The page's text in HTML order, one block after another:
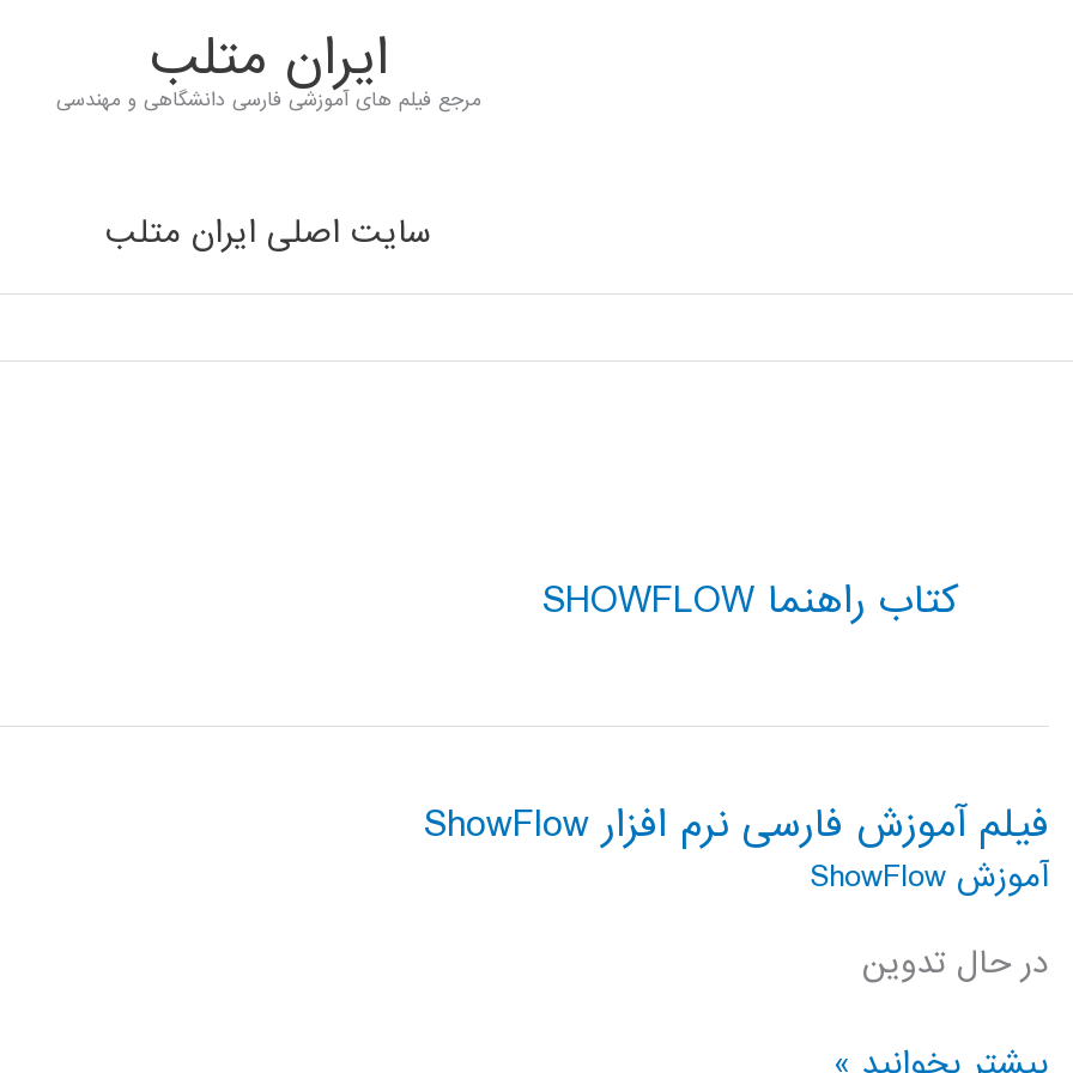
ايران متلب
مرجع فیلم های آموزشی فارسی دانشگاهی و مهندسی
سایت اصلی ایران متلب
کتاب راهنما SHOWFLOW
فیلم آموزش فارسی نرم افزار ShowFlow
آموزش ShowFlow
در حال تدوین
فیلم